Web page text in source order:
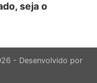
seja o
- Desenvolvido por